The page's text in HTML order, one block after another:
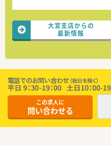
大宮支店からの
最新情報
この求人に
問い合わせる